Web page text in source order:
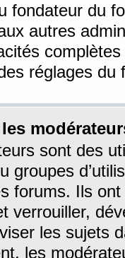
fondateur du
autres
réglages du
sont des
groupes
forums. Ils ont
verrouiller,
les sujets
les